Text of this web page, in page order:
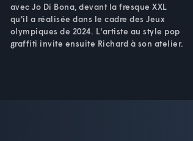
avec Jo Di Bona, devant la fresque XXL
qu'il a réalisée dans le cadre des Jeux
olympiques de 2024. L'artiste au style pop
graffiti invite ensuite Richard à son atelier.